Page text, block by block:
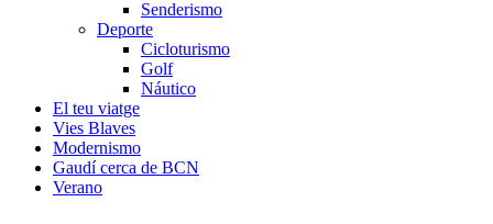
Senderismo
Deporte
Cicloturismo
Golf
Náutico
El teu viatge
Vies Blaves
Modernismo
Gaudí cerca de BCN
Verano